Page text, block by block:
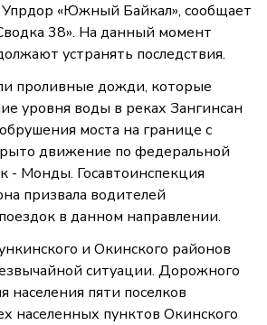
Упрдор «Южный Байкал», сообщает
38». На данный момент
устранять последствия.
проливные дожди, которые
уровня воды в реках Зангинсан
моста на границе с
движение по федеральной
- Монды. Госавтоинспекция
призвала водителей
в данном направлении.
и Окинского районов
ситуации. Дорожного
населения пяти поселков
населенных пунктов Окинского